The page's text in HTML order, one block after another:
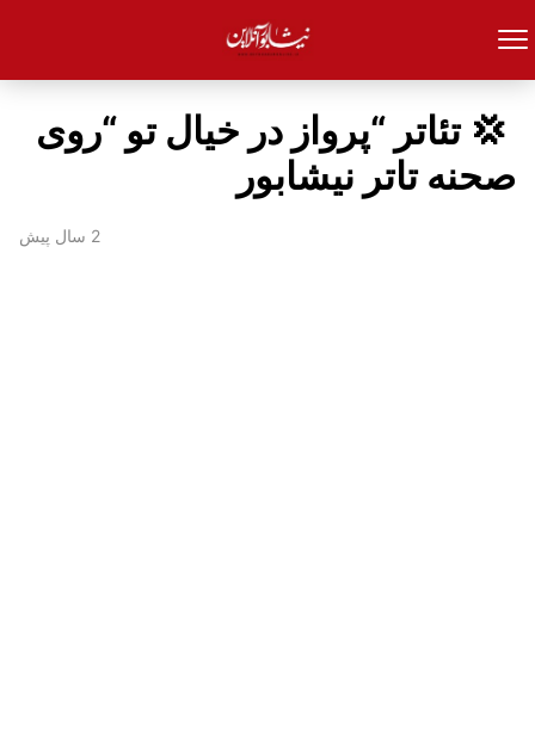
‍ 💢 تئاتر “پرواز در خیال تو “روی
صحنه تاتر نیشابور
2 سال پیش